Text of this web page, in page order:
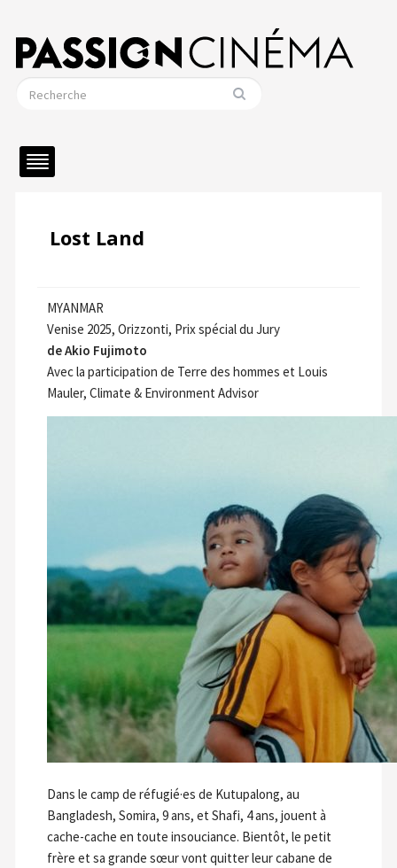
Lost Land
MYANMAR
Venise 2025, Orizzonti, Prix spécial du Jury
de Akio Fujimoto
Avec la participation de Terre des hommes et Louis
Mauler, Climate & Environment Advisor
Dans le camp de réfugié·es de Kutupalong, au
Bangladesh, Somira, 9 ans, et Shafi, 4 ans, jouent à
cache-cache en toute insouciance. Bientôt, le petit
frère et sa grande sœur vont quitter leur cabane de